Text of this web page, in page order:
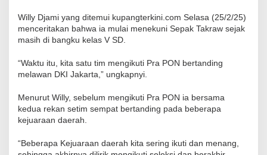
Willy Djami yang ditemui kupangterkini.com Selasa (25/2/25)
menceritakan bahwa ia mulai menekuni Sepak Takraw sejak
masih di bangku kelas V SD.
“Waktu itu, kita satu tim mengikuti Pra PON bertanding
melawan DKI Jakarta,” ungkapnyi.
Menurut Willy, sebelum mengikuti Pra PON ia bersama
kedua rekan setim sempat bertanding pada beberapa
kejuaraan daerah.
“Beberapa Kejuaraan daerah kita sering ikuti dan menang,